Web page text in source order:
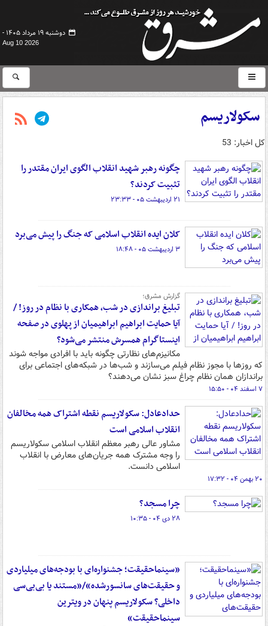
دوشنبه ۱۹ مرداد ۱۴۰۵ -
Aug 10 2026
سکولاریسم
کل اخبار: 53
چگونه رهبر شهید انقلاب الگوی ایران مقتدر را
تثبیت کردند؟
۲۱ اردیبهشت ۰۵ - ۲۳:۳۳
کلان ایده انقلاب اسلامی که جنگ را پیش می‌برد
۳ اردیبهشت ۰۵ - ۱۸:۴۸
گزارش مشرق؛
تبلیغ براندازی در شب، همکاری با نظام در روز! /
آیا حمایت ابراهیم ابراهیمیان از پهلوی در صفحه
اینستاگرام همسرش منتشر می‌شود؟
مکانیزم‌های نظارتی چگونه باید با افرادی مواجه شوند
که روزها با مجوز نظام فیلم می‌سازند و شب‌ها در شبکه‌های اجتماعی برای
براندازان همان نظام چراغ سبز نشان می‌دهند؟
۷ اسفند ۰۴ - ۱۵:۵۰
حدادعادل: سکولاریسم نقطه اشتراک همه مخالفان
انقلاب اسلامی است
مشاور عالی رهبر معظم انقلاب اسلامی سکولاریسم
را وجه مشترک همه جریان‌های معارض با انقلاب
اسلامی دانست.
۲۰ بهمن ۰۴ - ۱۷:۳۲
چرا مسجد؟
۲۸ دی ۰۴ - ۱۰:۳۵
«سینماحقیقت؛ جشنواره‌ای با بودجه‌های میلیاردی
و حقیقت‌های سانسورشده»/«مستند یا بی‌بی‌سی
داخلی؟ سکولاریسم پنهان در ویترین
سینماحقیقت»